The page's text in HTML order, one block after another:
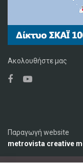
Ακολουθήστε μας
Παραγωγή website
metrovista creative